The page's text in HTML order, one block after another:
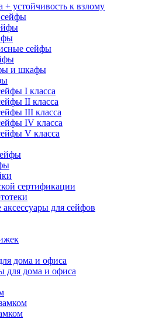
устойчивость к взлому
сейфы
сейфы
и шкафы
I класса
II класса
III класса
IV класса
V класса
сертификации
для сейфов
дома и офиса
для дома и офиса